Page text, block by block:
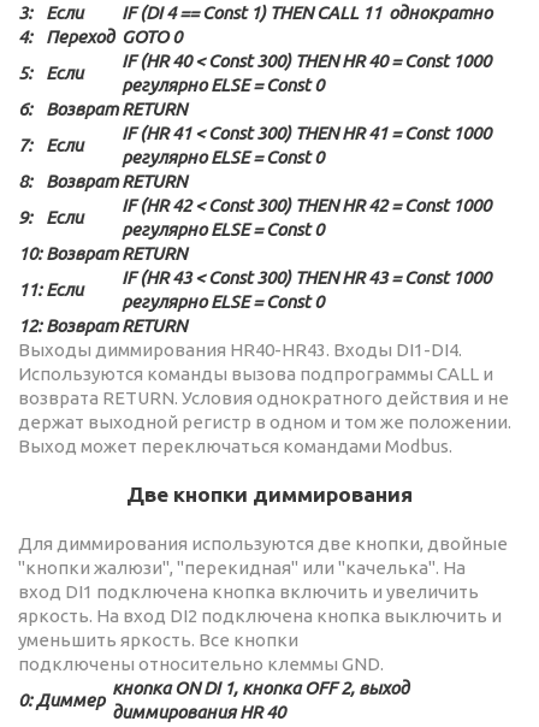
3:
Если
IF (DI 4 == Const 1) THEN CALL 11 однократно
4:
Переход GOTO 0
5:
Если
IF (HR 40 < Const 300) THEN HR 40 = Const 1000
регулярно ELSE = Const 0
6:
ВозвратRETURN
7:
Если
IF (HR 41 < Const 300) THEN HR 41 = Const 1000
регулярно ELSE = Const 0
8:
ВозвратRETURN
9:
Если
IF (HR 42 < Const 300) THEN HR 42 = Const 1000
регулярно ELSE = Const 0
10:ВозвратRETURN
11:Если
IF (HR 43 < Const 300) THEN HR 43 = Const 1000
регулярно ELSE = Const 0
12:ВозвратRETURN
Выходы диммирования HR40-HR43. Входы DI1-DI4.
Используются команды вызова подпрограммы CALL и
возврата RETURN. Условия однократного действия и не
держат выходной регистр в одном и том же положении.
Выход может переключаться командами Modbus.
Две кнопки диммирования
Для диммирования используются две кнопки, двойные
"кнопки жалюзи", "перекидная" или "качелька". На
вход DI1 подключена кнопка включить и увеличить
яркость. На вход DI2 подключена кнопка выключить и
уменьшить яркость. Все кнопки
подключены относительно клеммы GND.
0:Диммер
кнопка ON DI 1, кнопка OFF 2, выход
диммирования HR 40